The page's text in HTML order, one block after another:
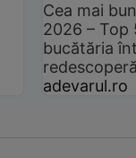
Cea mai
2026 –
bucătăria
adevarul.ro